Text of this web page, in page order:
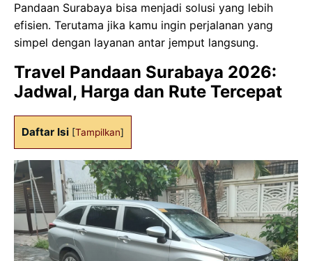
Pandaan Surabaya bisa menjadi solusi yang lebih
efisien. Terutama jika kamu ingin perjalanan yang
simpel dengan layanan antar jemput langsung.
Travel Pandaan Surabaya 2026:
Jadwal, Harga dan Rute Tercepat
Daftar Isi [Tampilkan]